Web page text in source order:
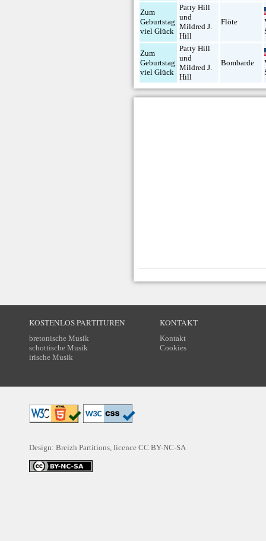
Zum
Geburtstag
viel Glück
Patty Hill
und
Mildred J.
Hill
Flöte
Zum
Geburtstag
viel Glück
Patty Hill
und
Mildred J.
Hill
Bombarde
KOSTENLOS PARTITUREN
bretonische Musik
schottische Musik
irische Musik
KONTAKT
Kontakt
Cookies
Design: Breizh Partitions, licence CC BY-NC-SA